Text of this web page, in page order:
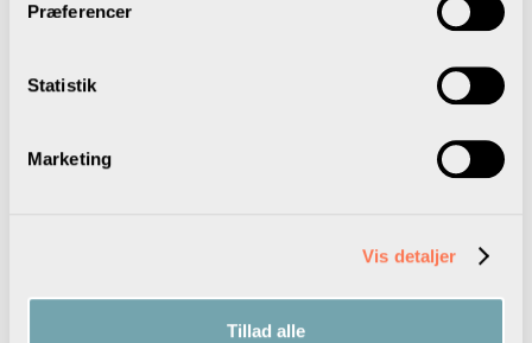
Præferencer
Statistik
Marketing
Vis detaljer
Tillad alle